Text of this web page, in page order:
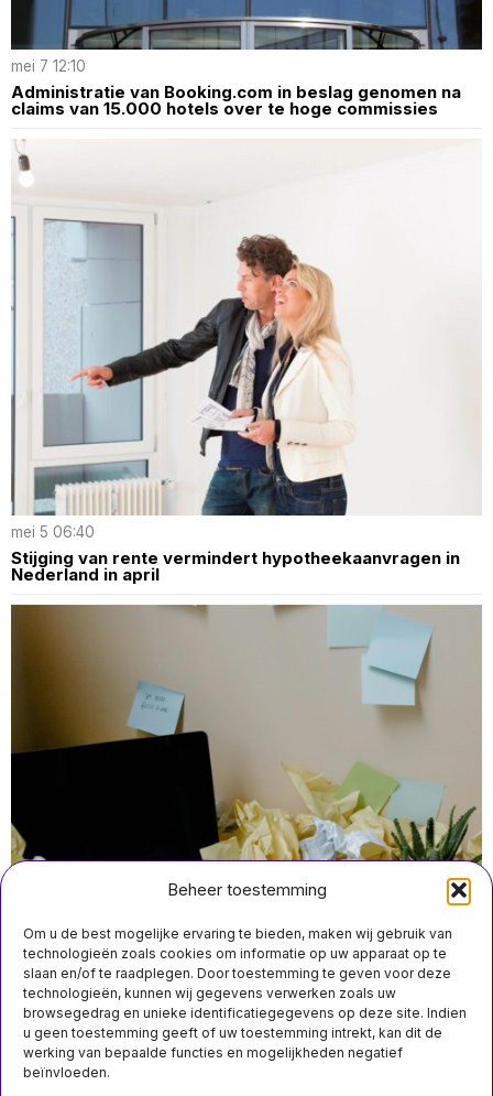
Beheer toestemming
Om u de best mogelijke ervaring te bieden, maken wij gebruik van
technologieën zoals cookies om informatie op uw apparaat op te
slaan en/of te raadplegen. Door toestemming te geven voor deze
technologieën, kunnen wij gegevens verwerken zoals uw
browsegedrag en unieke identificatiegegevens op deze site. Indien
u geen toestemming geeft of uw toestemming intrekt, kan dit de
werking van bepaalde functies en mogelijkheden negatief
beïnvloeden.
mei 7 12:10
Administratie van Booking.com in beslag genomen na
claims van 15.000 hotels over te hoge commissies
mei 5 06:40
Stijging van rente vermindert hypotheekaanvragen in
Nederland in april
april 30 13:00
Geertruidenberg kampt met gebrekkige
vastgoedadministratie en ontbrekende huurcontracten
MIS HET NIET
Albert Heijn-eigenaar